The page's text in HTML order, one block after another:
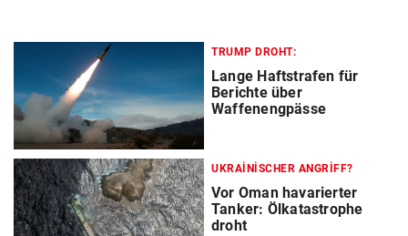
TRUMP DROHT:
Lange Haftstrafen für
Berichte über
Waffenengpässe
UKRAINISCHER ANGRIFF?
Vor Oman havarierter
Tanker: Ölkatastrophe
droht